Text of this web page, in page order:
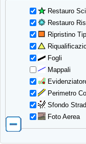
Restauro
Restauro
Ripristino
Fogli
Mappali
Perimetro
Sfondo
Foto Aerea